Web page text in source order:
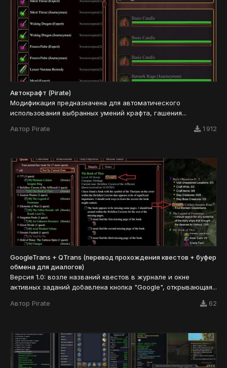
Автокрафт (Pirate)
Модификация предназначена для автоматического
использования выбранных умений крафта, гашения...
Автор Pirate 1 912
GoogleTrans + QTrans (перевод прохождения квестов + буфер
обмена для диалогов)
Версия 1.0: возле названий квестов в журнале и окне
активных заданий добавлена кнопка "Google", открывающая...
Автор Pirate 62